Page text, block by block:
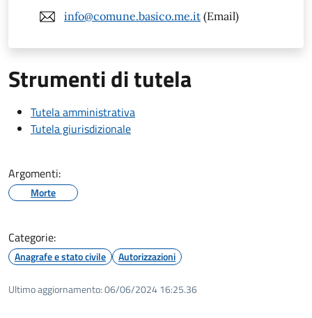
info@comune.basico.me.it (Email)
Strumenti di tutela
Tutela amministrativa
Tutela giurisdizionale
Argomenti:
Morte
Categorie:
Anagrafe e stato civile Autorizzazioni
Ultimo aggiornamento:06/06/2024 16:25.36